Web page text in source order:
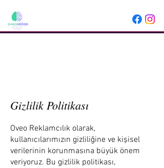
Gizlilik Politikası
Oveo Reklamcılık olarak,
kullanıcılarımızın gizliliğine ve kişisel
verilerinin korunmasına büyük önem
veriyoruz. Bu gizlilik politikası,